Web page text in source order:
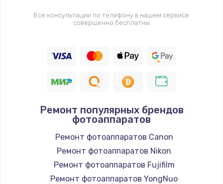
Все консультации по телефону в нашем сервисе
совершенно бесплатны
Ремонт популярных брендов
фотоаппаратов
Ремонт фотоаппаратов Canon
Ремонт фотоаппаратов Nikon
Ремонт фотоаппаратов Fujifilm
Ремонт фотоаппаратов YongNuo